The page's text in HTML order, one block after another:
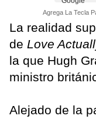
Agrega La Tecla
La realidad
de Love
la que Hugh
ministro
Alejado de la